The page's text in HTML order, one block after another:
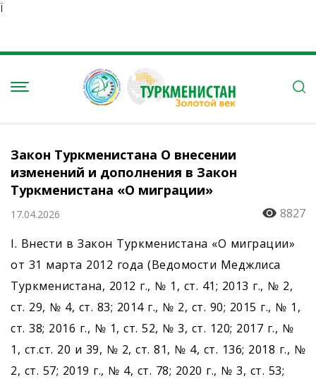
Ï
Закон Туркменистана О внесении
изменений и дополнения в Закон
Туркменистана «О миграции»
17.04.2026
8827
I. Внести в Закон Туркменистана «О миграции»
от 31 марта 2012 года (Ведомости Меджлиса
Туркменистана, 2012 г., № 1, ст. 41; 2013 г., № 2,
ст. 29, № 4, ст. 83; 2014 г., № 2, ст. 90; 2015 г., № 1,
ст. 38; 2016 г., № 1, ст. 52, № 3, ст. 120; 2017 г., №
1, ст.ст. 20 и 39, № 2, ст. 81, № 4, ст. 136; 2018 г., №
2, ст. 57; 2019 г., № 4, ст. 78; 2020 г., № 3, ст. 53;